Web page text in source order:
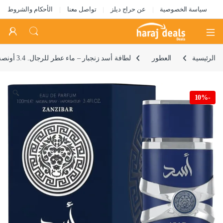
سياسة الخصوصية عن حراج ديلز تواصل معنا الأحكام والشروط
Open
الرئيسية العطور لطافة أسد زنجبار – ماء عطر للرجال. 3.4 أونصه ، 100.0 ملليلتر
-
10%
🔍